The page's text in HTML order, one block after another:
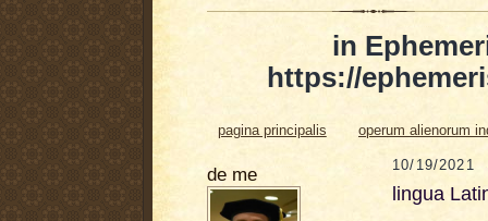
in
https://
pagina principalis operum alienorum
de me 10/19/2021
lingua